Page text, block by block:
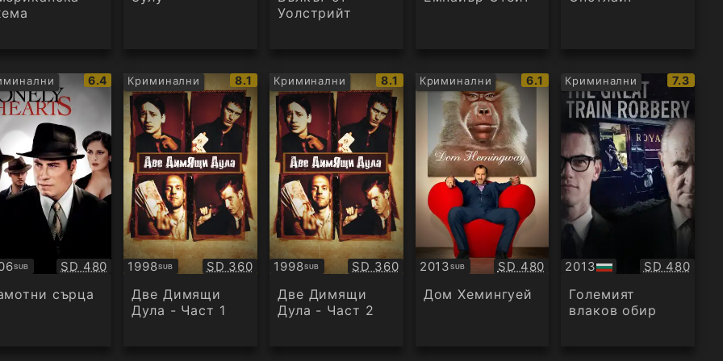
Уолстрийт
IMDb
рейтинг:
6.4
SUB Качество:
SD 480
сърца
Криминални
IMDb
рейтинг:
8.1
1998SUB
Субтитри Качество:
SD 360
Две Димящи
Дула - Част 1
Криминални
IMDb
рейтинг:
8.1
1998SUB
Субтитри Качество:
SD 360
Две Димящи
Дула - Част 2
Криминални
IMDb
рейтинг:
6.1
2013SUB
Субтитри Качество:
SD 480
Дом Хемингуей
Криминални
IMDb
7.3
2013
БГ
аудио
Качество:
SD 480
Големият
влаков обир